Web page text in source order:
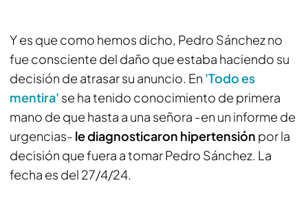
Y es que como hemos dicho, Pedro Sánchez no
fue consciente del daño que estaba haciendo su
decisión de atrasar su anuncio. En 'Todo es
mentira' se ha tenido conocimiento de primera
mano de que hasta a una señora -en un informe de
urgencias- le diagnosticaron hipertensión por la
decisión que fuera a tomar Pedro Sánchez. La
fecha es del 27/4/24.